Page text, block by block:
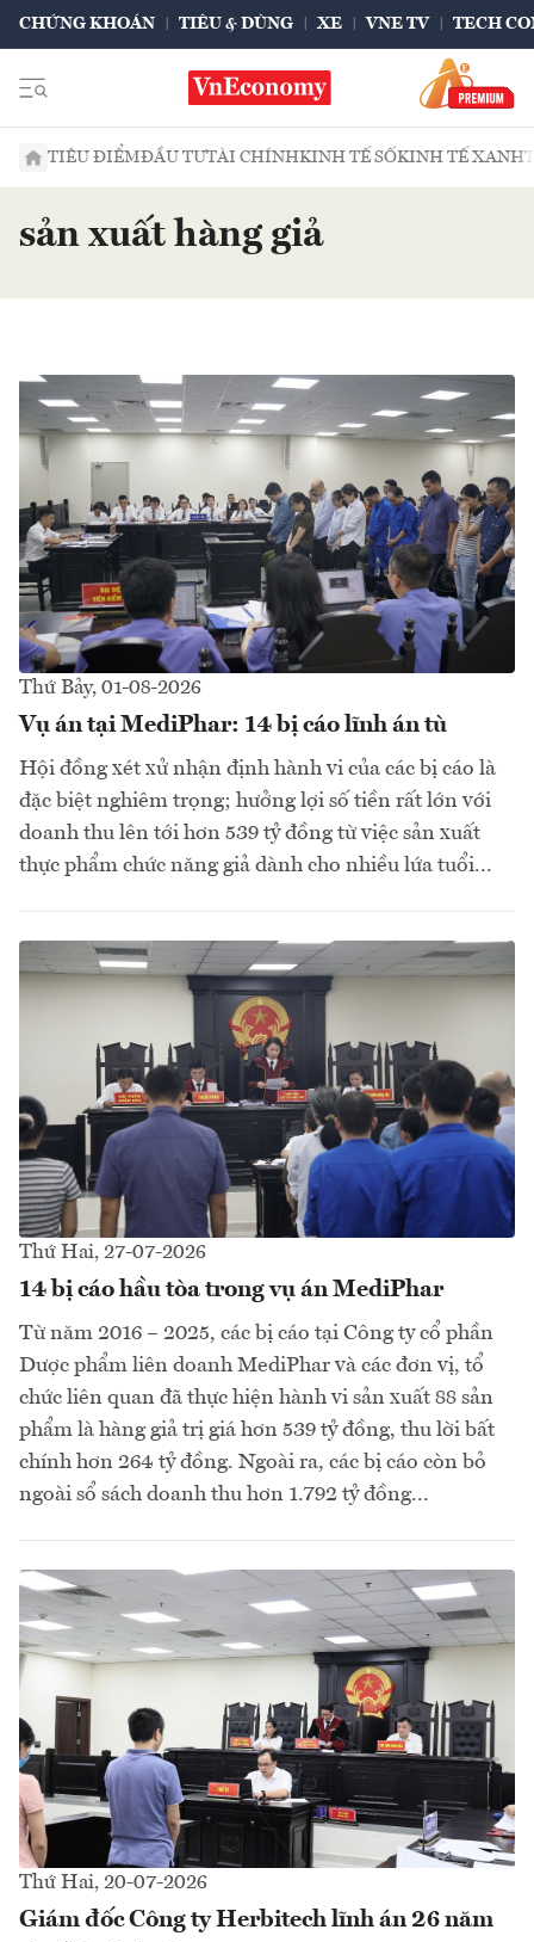
CHỨNG KHOÁN TIÊU & DÙNG XE VNE TV TECH
TIÊU ĐIỂMĐẦU TƯTÀI CHÍNHKINH TẾ SỐKINH TẾ XANH
sản xuất hàng giả
Thứ Bảy, 01-08-2026
Vụ án tại MediPhar: 14 bị cáo lĩnh án tù
Hội đồng xét xử nhận định hành vi của các bị cáo là
đặc biệt nghiêm trọng; hưởng lợi số tiền rất lớn với
doanh thu lên tới hơn 539 tỷ đồng từ việc sản xuất
thực phẩm chức năng giả dành cho nhiều lứa tuổi...
Thứ Hai, 27-07-2026
14 bị cáo hầu tòa trong vụ án MediPhar
Từ năm 2016 – 2025, các bị cáo tại Công ty cổ phần
Dược phẩm liên doanh MediPhar và các đơn vị, tổ
chức liên quan đã thực hiện hành vi sản xuất 88 sản
phẩm là hàng giả trị giá hơn 539 tỷ đồng, thu lời bất
chính hơn 264 tỷ đồng. Ngoài ra, các bị cáo còn bỏ
ngoài sổ sách doanh thu hơn 1.792 tỷ đồng...
Thứ Hai, 20-07-2026
Giám đốc Công ty Herbitech lĩnh án 26 năm